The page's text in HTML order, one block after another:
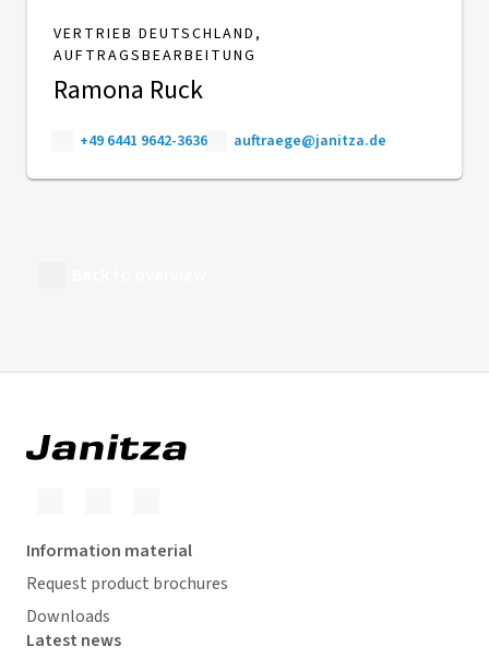
VERTRIEB DEUTSCHLAND,
AUFTRAGSBEARBEITUNG
Ramona Ruck
+49 6441 9642-3636 auftraege@janitza.de
Information material
Request product brochures
Downloads
Latest news